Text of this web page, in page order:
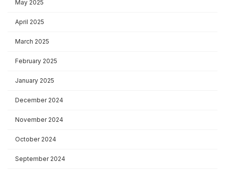
May 2025
April 2025
March 2025
February 2025
January 2025
December 2024
November 2024
October 2024
September 2024